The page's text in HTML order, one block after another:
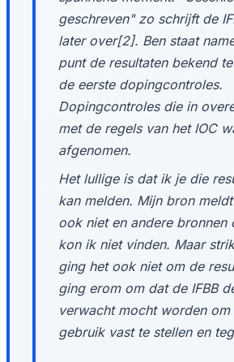
geschreven" zo schrijft de
later over[2]. Ben staat
punt de resultaten bekend
de eerste dopingcontroles.
Dopingcontroles die in
met de regels van het IOC
afgenomen.
Het lullige is dat ik je die
kan melden. Mijn bron
ook niet en andere bronnen
kon ik niet vinden. Maar
ging het ook niet om de
ging erom om dat de IFBB
verwacht mocht worden
gebruik vast te stellen en